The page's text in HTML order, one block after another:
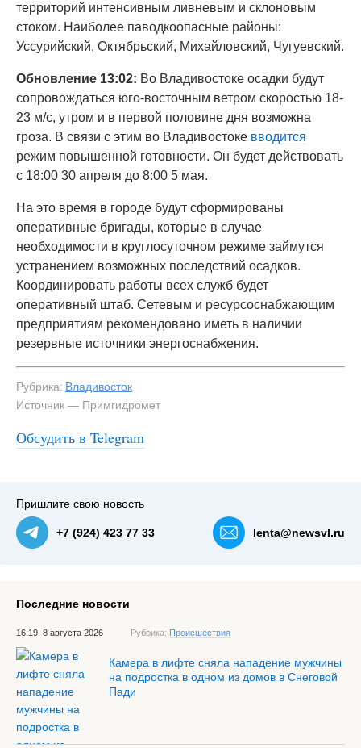
территорий интенсивным ливневым и склоновым
стоком. Наиболее паводкоопасные районы:
Уссурийский, Октябрьский, Михайловский, Чугуевский.
Обновление 13:02: Во Владивостоке осадки будут
сопровождаться юго-восточным ветром скоростью 18-
23 м/с, утром и в первой половине дня возможна
гроза. В связи с этим во Владивостоке вводится
режим повышенной готовности. Он будет действовать
с 18:00 30 апреля до 8:00 5 мая.
На это время в городе будут сформированы
оперативные бригады, которые в случае
необходимости в круглосуточном режиме займутся
устранением возможных последствий осадков.
Координировать работы всех служб будет
оперативный штаб. Сетевым и ресурсоснабжающим
предприятиям рекомендовано иметь в наличии
резервные источники энергоснабжения.
Рубрика: Владивосток
Источник — Примгидромет
Обсудить в Telegram
Пришлите свою новость
+7 (924) 423 77 33 lenta@newsvl.ru
Последние новости
16:19, 8 августа 2026 Рубрика: Происшествия
Камера в лифте сняла нападение мужчины
на подростка в одном из домов в Снеговой
Пади